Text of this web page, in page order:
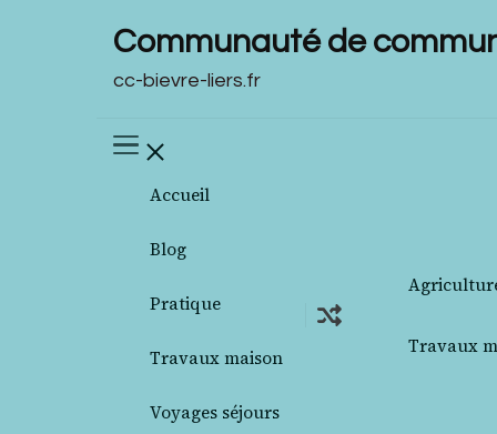
Communauté de
cc-bievre-liers.fr
Accueil
Blog
Pratique
Travaux maison
Voyages séjours
Travaux